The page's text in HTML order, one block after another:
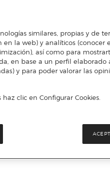
similares, propias y de
la web) y analíticos (conocer
así como para
en base a un perfil elaborado
y para poder valorar las
clic en Configurar Cookies.